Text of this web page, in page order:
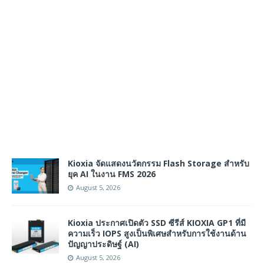
Kioxia จัดแสดงนวัตกรรม Flash Storage สำหรับ
ยุค AI ในงาน FMS 2026
August 5, 2026
Kioxia ประกาศเปิดตัว SSD ซีรีส์ KIOXIA GP1 ที่มี
ความเร็ว IOPS สูงเป็นพิเศษสำหรับการใช้งานด้าน
ปัญญาประดิษฐ์ (AI)
August 5, 2026